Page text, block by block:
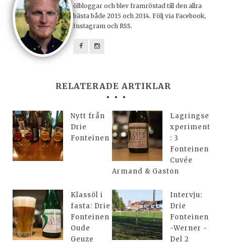
ölbloggar och blev framröstad till den allra
bästa både 2015 och 2014. Följ via Facebook,
Instagram och RSS.
RELATERADE ARTIKLAR
Nytt från
Drie
Fonteinen
Lagringse
xperiment
: 3
Fonteinen
Cuvée
Armand & Gaston
Klassöl i
fasta: Drie
Fonteinen
Oude
Geuze
Intervju:
Drie
Fonteinen
-Werner -
Del 2